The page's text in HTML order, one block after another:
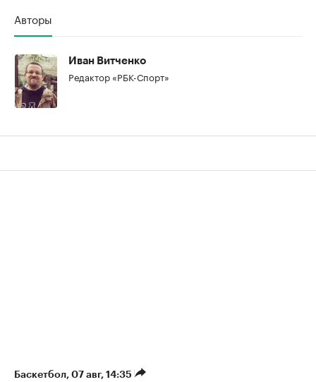
Авторы
Иван Витченко
Редактор «РБК-Спорт»
Баскетбол⁠, 07 авг, 14:35